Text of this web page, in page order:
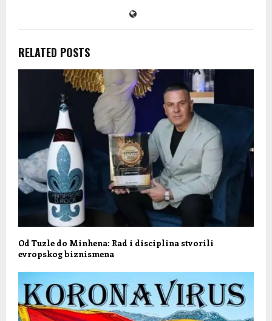
RELATED POSTS
Od Tuzle do Minhena: Rad i disciplina stvorili
evropskog biznismena